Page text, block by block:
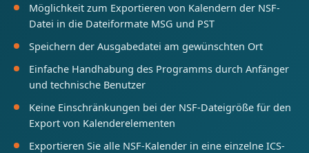
Möglichkeit zum Exportieren von Kalendern der NSF-
Datei in die Dateiformate MSG und PST
Speichern der Ausgabedatei am gewünschten Ort
Einfache Handhabung des Programms durch Anfänger
und technische Benutzer
Keine Einschränkungen bei der NSF-Dateigröße für den
Export von Kalenderelementen
Exportieren Sie alle NSF-Kalender in eine einzelne ICS-